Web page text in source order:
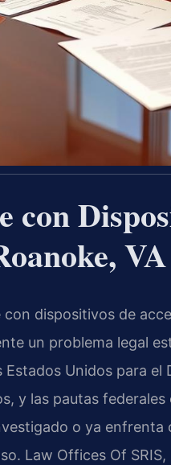
con
VA
dispositivos de
un problema legal
Estados Unidos para
y las pautas
o ya
Law Offices Of